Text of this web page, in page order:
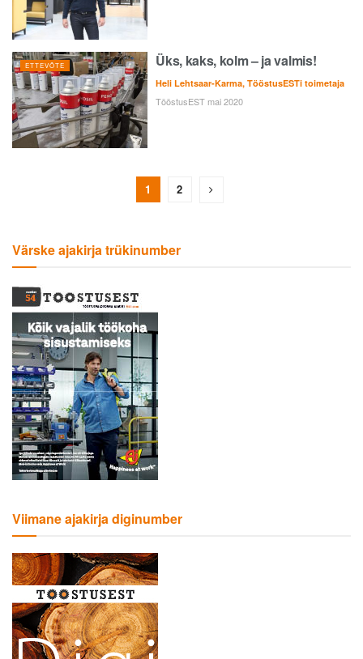
ETTEVÕTE Üks, kaks, kolm – ja valmis!
Heli Lehtsaar-Karma, TööstusESTi toimetaja
TööstusEST mai 2020
1 2
Värske ajakirja trükinumber
Viimane ajakirja diginumber